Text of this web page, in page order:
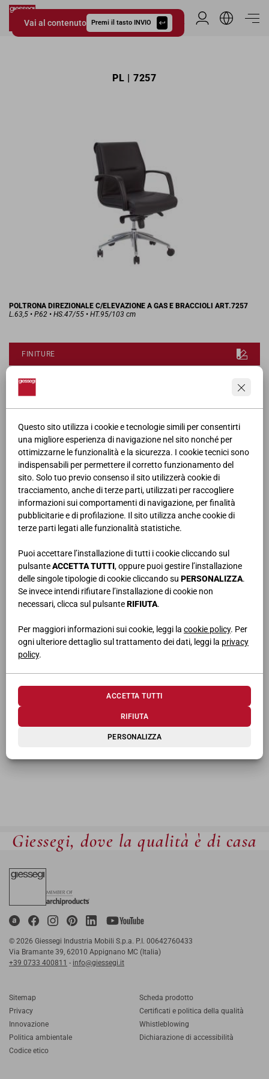
Questo sito utilizza i cookie e tecnologie simili per consentirti
una migliore esperienza di navigazione nel sito nonché per
ottimizzarne le funzionalità e la sicurezza. I cookie tecnici sono
indispensabili per permettere il corretto funzionamento del
sito. Solo tuo previo consenso il sito utilizzerà cookie di
tracciamento, anche di terze parti, utilizzati per raccogliere
informazioni sui comportamenti di navigazione, per finalità
pubblicitarie e di profilazione. Il sito utilizza anche cookie di
terze parti legati alle funzionalità statistiche.
Puoi accettare l’installazione di tutti i cookie cliccando sul
pulsanteACCETTA TUTTI, oppure puoi gestire l’installazione
delle singole tipologie di cookie cliccando su PERSONALIZZA.
Se invece intendi rifiutare l’installazione di cookie non
necessari, clicca sul pulsanteRIFIUTA.
Per maggiori informazioni sui cookie, leggi la cookie policy. Per
ogni ulteriore dettaglio sul trattamento dei dati, leggi la privacy
policy.
PERSONALIZZA
RIFIUTA
ACCETTA TUTTI
Vai al contenuto Premi il tasto INVIO
Giessegi.it
Area Riservata
PL | 7257
POLTRONA DIREZIONALE C/ELEVAZIONE A GAS E BRACCIOLI ART.7257
L.63,5 • P.62 • HS.47/55 • HT.95/103 cm
FINITURE
SCHEDA PRODOTTO
TI POTREBBERO INTERESSARE
| 7236
Giessegi, dove la qualità è di casa
© 2026 Giessegi Industria Mobili S.p.a. P.I. 00642760433
Via Bramante 39, 62010 Appignano MC (Italia)
+39 0733 400811 - info@giessegi.it
Sitemap
Privacy
Innovazione
Politica ambientale
Codice etico
Scheda prodotto
Certificati e politica della qualità
Whistleblowing
Dichiarazione di accessibilità